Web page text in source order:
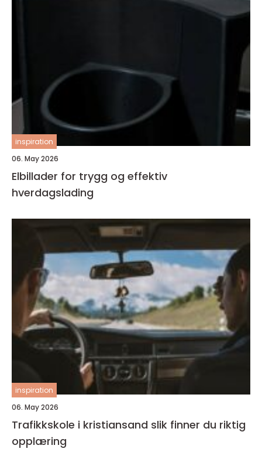
inspiration
06. May 2026
Elbillader for trygg og effektiv
hverdagslading
inspiration
06. May 2026
Trafikkskole i kristiansand slik finner du riktig
opplæring